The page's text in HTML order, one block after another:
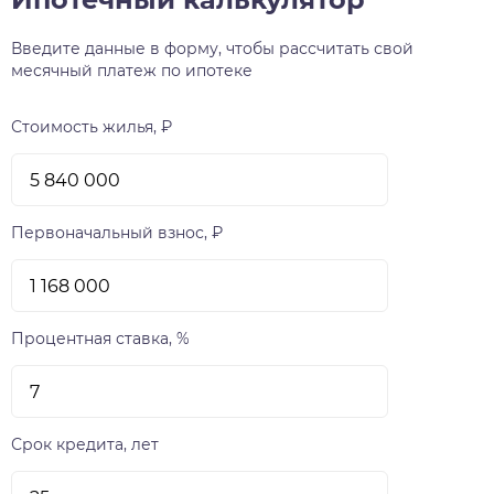
Введите данные в форму, чтобы рассчитать свой
месячный платеж по ипотеке
Стоимость жилья, ₽
Первоначальный взнос, ₽
Процентная ставка, %
Срок кредита, лет